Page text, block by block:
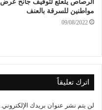
الرصاص يلعلع لتوقيف جانح عرض
مواطنين للسرقة بالعنف
09/08/2022
اترك تعليقاً
لن يتم نشر عنوان بريدك الإلكتروني.